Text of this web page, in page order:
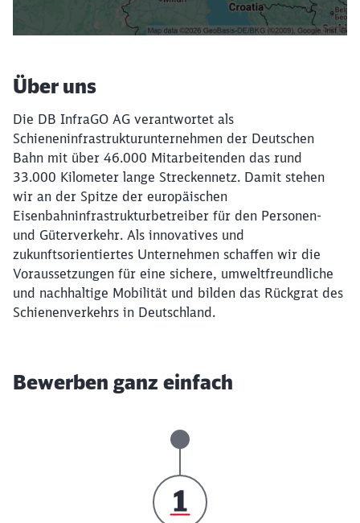
Filter setzen
Über uns
Die DB InfraGO AG verantwortet als
Schieneninfrastrukturunternehmen der Deutschen
Bahn mit über 46.000 Mitarbeitenden das rund
33.000 Kilometer lange Streckennetz. Damit stehen
wir an der Spitze der europäischen
Eisenbahninfrastrukturbetreiber für den Personen-
und Güterverkehr. Als innovatives und
zukunftsorientiertes Unternehmen schaffen wir die
Voraussetzungen für eine sichere, umweltfreundliche
und nachhaltige Mobilität und bilden das Rückgrat des
Schienenverkehrs in Deutschland.
Bewerben ganz einfach